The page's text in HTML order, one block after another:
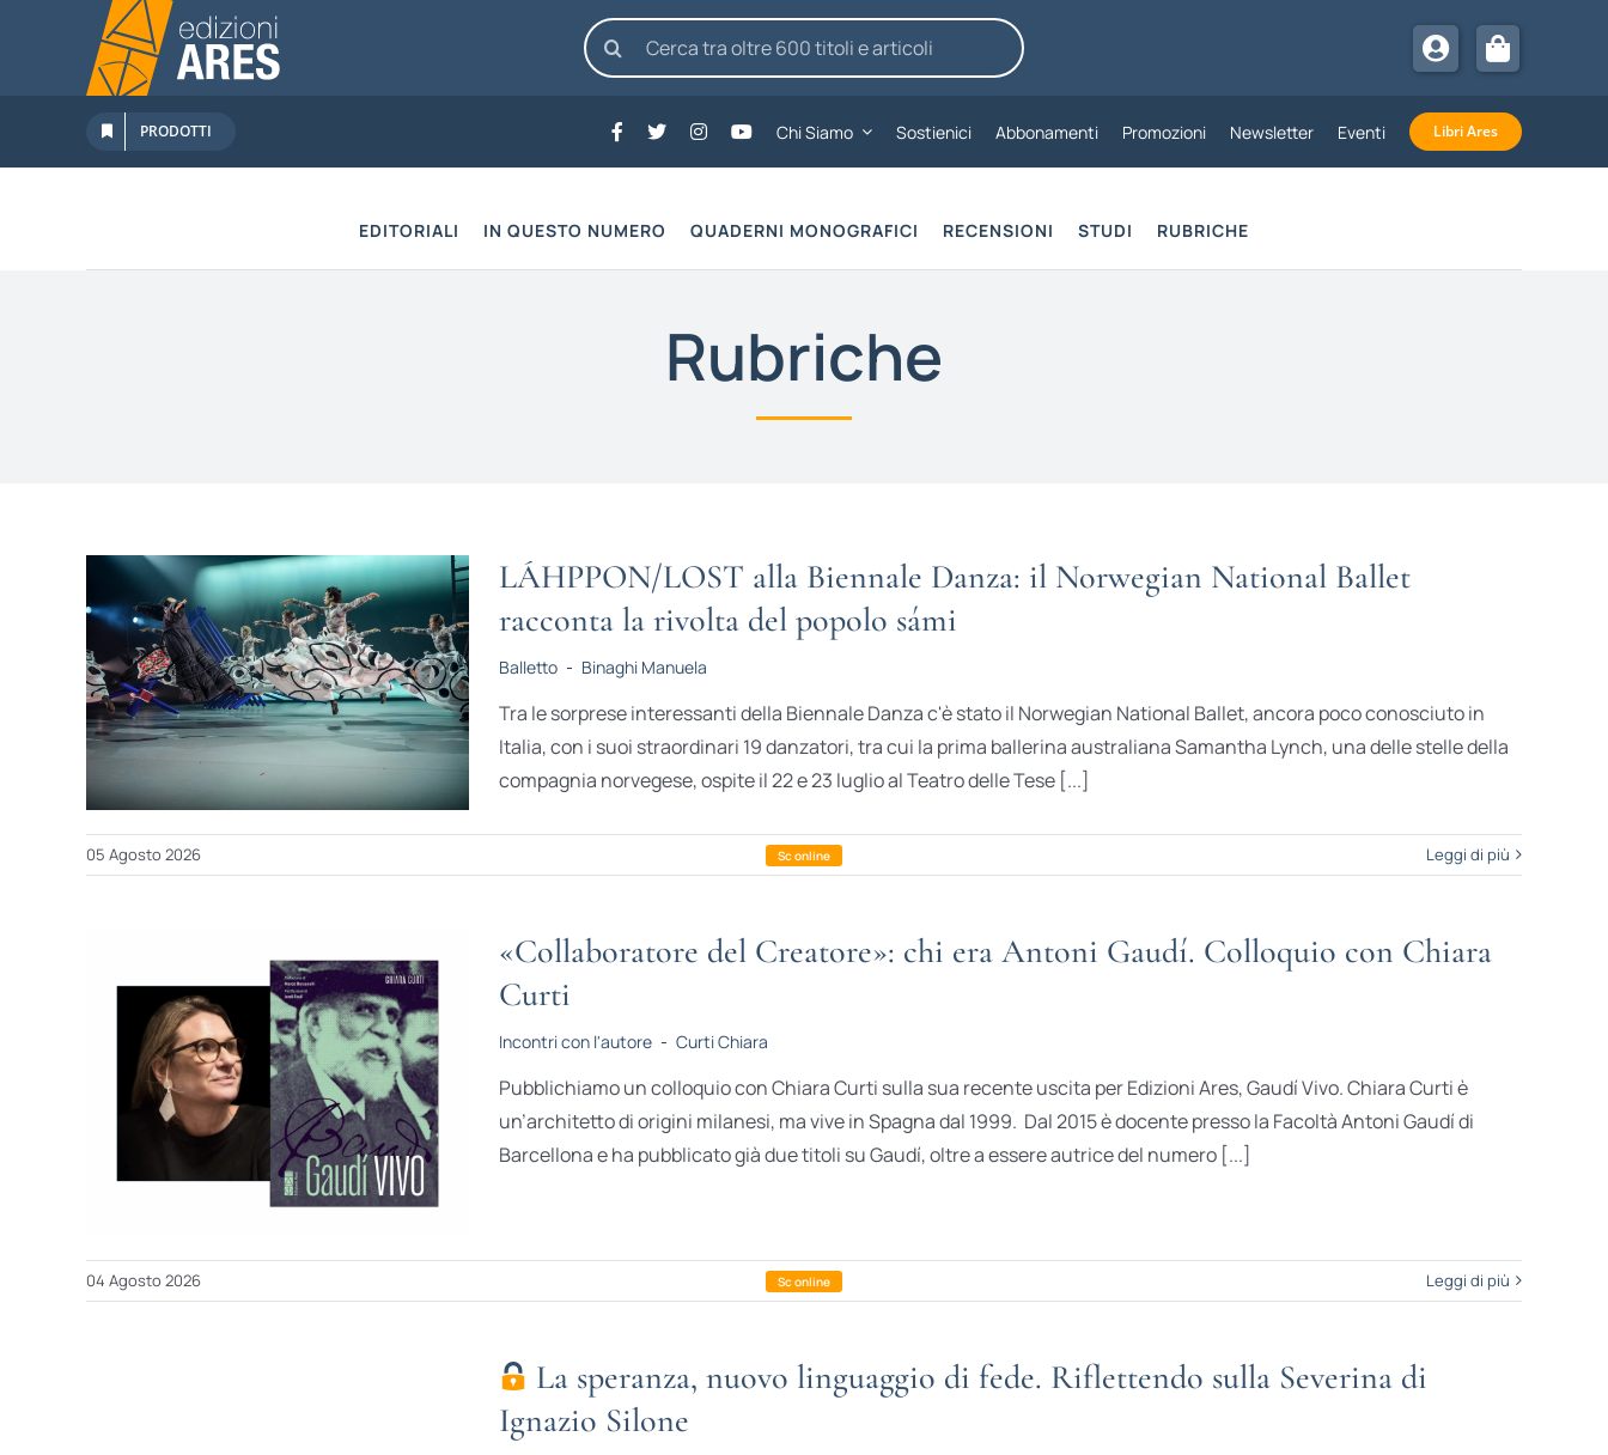
contenuto
Cerca
per:
PRODOTTI Chi Siamo Sostienici Abbonamenti Promozioni Newsletter Eventi Libri Ares
EDITORIALI IN QUESTO NUMERO QUADERNI MONOGRAFICI RECENSIONI STUDI RUBRICHE
Rubriche
LÁHPPON/LOST alla Biennale Danza: il Norwegian National Ballet
racconta la rivolta del popolo sámi
Balletto - Binaghi Manuela
Tra le sorprese interessanti della Biennale Danza c'è stato il Norwegian National Ballet, ancora poco conosciuto in
Italia, con i suoi straordinari 19 danzatori, tra cui la prima ballerina australiana Samantha Lynch, una delle stelle della
compagnia norvegese, ospite il 22 e 23 luglio al Teatro delle Tese [...]
05 Agosto 2026 Leggi di più
«Collaboratore del Creatore»: chi era Antoni Gaudí. Colloquio con Chiara
Curti
Incontri con l'autore - Curti Chiara
Pubblichiamo un colloquio con Chiara Curti sulla sua recente uscita per Edizioni Ares, Gaudí Vivo. Chiara Curti è
un’architetto di origini milanesi, ma vive in Spagna dal 1999. Dal 2015 è docente presso la Facoltà Antoni Gaudí di
Barcellona e ha pubblicato già due titoli su Gaudí, oltre a essere autrice del numero [...]
04 Agosto 2026 Leggi di più
La speranza, nuovo linguaggio di fede. Riflettendo sulla Severina di
Ignazio Silone